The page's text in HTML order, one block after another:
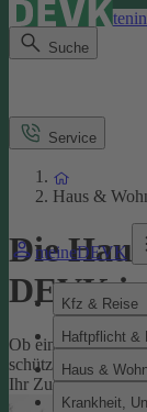
Direkt zum
Suche
meineDEVK
Kfz & Reise
Haftpflicht &
Haus &
Krankheit,
Service
Haus &
Die
DEVK
Ob eine
schützen, was
Ihr Zuhause.